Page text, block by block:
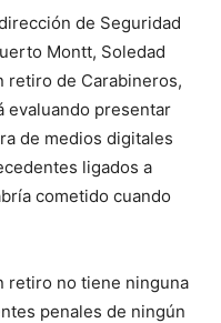
de Seguridad
Montt, Soledad
retiro de Carabineros,
evaluando presentar
de medios digitales
ligados a
cometido cuando
retiro no tiene ninguna
penales de ningún